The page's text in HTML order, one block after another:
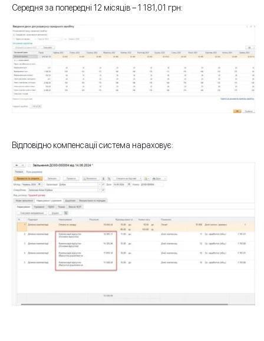
Середня за попередні 12 місяців – 1 181,01 грн:
Відповідно компенсації система нараховує: